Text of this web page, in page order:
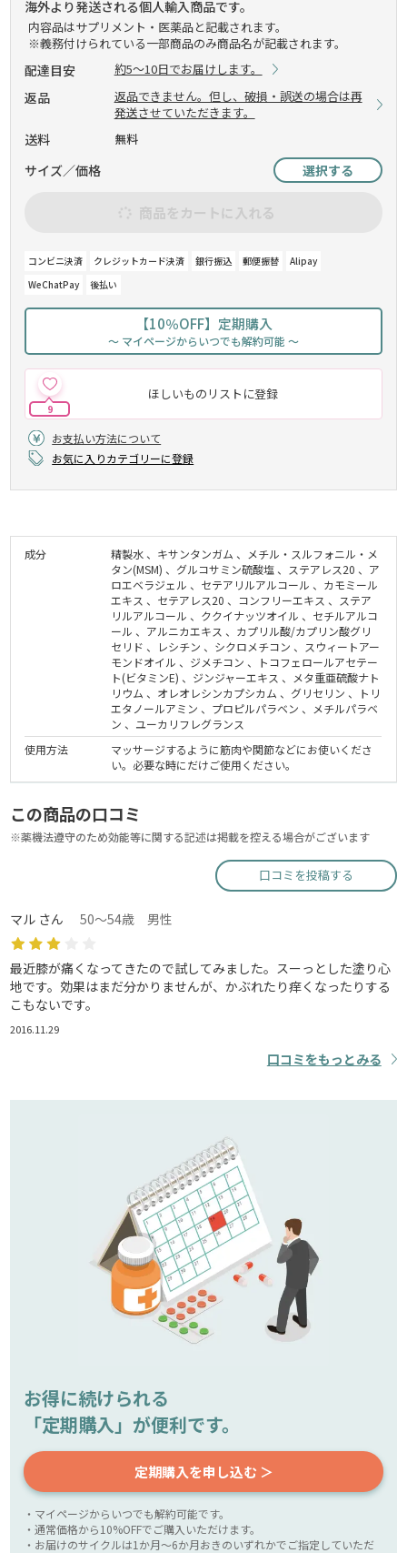
海外より発送される個人輸入商品です。
内容品はサプリメント・医薬品と記載されます。
※義務付けられている一部商品のみ商品名が記載されます。
配達目安 約5～10日でお届けします。
返品
返品できません。但し、破損・誤送の場合は再
発送させていただきます。
送料 無料
サイズ／価格 選択する
商品をカートに入れる
コンビニ決済 クレジットカード決済 銀行振込 郵便振替
Alipay
WeChatPay
後払い
【10％OFF】定期購入
～ マイページからいつでも解約可能 ～
ほしいものリストに登録
9
お支払い方法について
お気に入りカテゴリーに登録
成分
精製水 、キサンタンガム 、メチル・スルフォニル・メ
タン(MSM) 、グルコサミン硫酸塩 、ステアレス20 、ア
ロエベラジェル 、セテアリルアルコール 、カモミール
エキス 、セテアレス20 、コンフリーエキス 、ステア
リルアルコール 、ククイナッツオイル 、セチルアルコ
ール 、アルニカエキス 、カプリル酸/カプリン酸グリ
セリド 、レシチン 、シクロメチコン 、スウィートアー
モンドオイル 、ジメチコン 、トコフェロールアセテー
ト(ビタミンE) 、ジンジャーエキス 、メタ重亜硫酸ナト
リウム 、オレオレシンカプシカム 、グリセリン 、トリ
エタノールアミン 、プロピルパラベン 、メチルパラベ
ン 、ユーカリフレグランス
使用方法
マッサージするように筋肉や関節などにお使いくださ
い。必要な時にだけご使用ください。
この商品の口コミ
※薬機法遵守のため効能等に関する記述は掲載を控える場合がございます
口コミを投稿する
マル さん 50～54歳 男性
最近膝が痛くなってきたので試してみました。スーっとした塗り心
地です。効果はまだ分かりませんが、かぶれたり痒くなったりする
こもないです。
2016.11.29
口コミをもっとみる
お得に続けられる
「定期購入」が便利です。
定期購入を申し込む ＞
・マイページからいつでも解約可能です。
・通常価格から10%OFFでご購入いただけます。
・お届けのサイクルは1か月～6か月おきのいずれかでご指定していただ